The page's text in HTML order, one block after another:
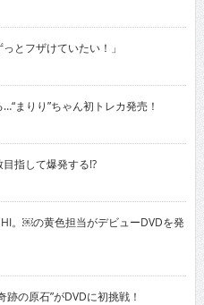
とフザけていたい！」
まりり”ちゃん初トレカ発売！
指して爆発する!?
。￼の黄色担当がデビューDVDを発
の原石”がDVDに初挑戦！